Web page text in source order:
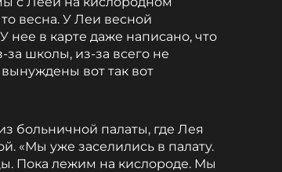
весна. У Леи весной
нее в карте даже написано, что
школы, из-за всего не
вот так вот
больничной палаты, где Лея
«Мы уже заселились в палату.
Пока лежим на кислороде. Мы